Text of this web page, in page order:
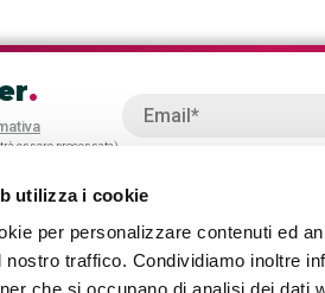
utilizza i cookie
per personalizzare contenuti ed
nostro traffico. Condividiamo inoltre
.
essere processata)